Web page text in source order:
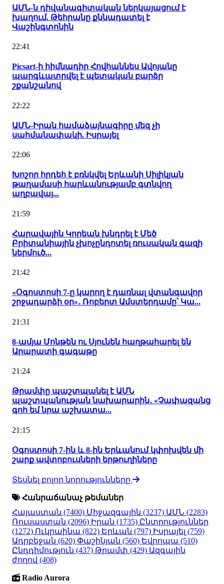
ԱՄՆ-ն դիվանագիտական ներկայացում է
խաղում. Թեհրանը քննադատել է
Վաշինգտոնին
22:41
Picsart-ի հիմնադիր Հովհաննես Ավոյանը
պարգևատրվել է պետական բարձր
շքանշանով
22:22
ԱՄՆ-Իրան համաձայնագիրը մեզ չի
սահմանափակի. Իսրայել
22:06
Խոշոր հրդեհ է բռնկվել Երևանի Սիլիկյան
թաղամասի հարևանությամբ գտնվող
աղբավայ...
21:59
Հարավային Կորեան խնդրել է Մեծ
Բրիտանիային չխոչընդոտել ռուսական գազի
ներմուծ...
21:42
«Օգոստոսի 7-ը կարող է դառնալ վտանգավոր
շրջադարձի օր»․ Ռոբերտ Ամստերդամը՝ Կա...
21:31
8-ամյա Մոնթեն ու Սյունեն հաղթահարել են
Արարատի գագաթը
21:24
Թրամփը պաշտպանել է ԱՄՆ
պաշտպանության նախարարին․ «Չափազանց
գոհ եմ նրա աշխատա...
21:15
Օգոստոսի 7-ին և 8-ին Երևանում կփոխվեն մի
շարք ավտոբուսների երթուղիները
Տեսնել բոլոր նորությունները
Հանրաճանաչ թեմաներ
Հայաստան (7400) Միջազգային (3237) ԱՄՆ (2283)
Ռուսաստան (2096) Իրան (1735) Ընտրություններ
(1272) Ուկրաինա (822) Երևան (797) Իսրայել (759)
Ադրբեջան (620) Փաշինյան (560) Եվրոպա (510)
Ընդդիմություն (437) Թրամփ (429) Ազգային
ժողով (408)
Radio Aurora